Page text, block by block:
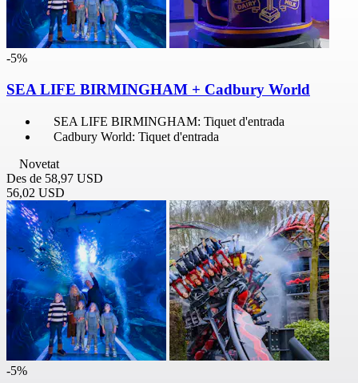
-5%
SEA LIFE BIRMINGHAM + Cadbury World
SEA LIFE BIRMINGHAM: Tiquet d'entrada
Cadbury World: Tiquet d'entrada
Novetat
Des de 58,97 USD
56,02 USD
-5%